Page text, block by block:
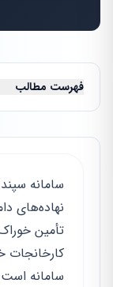
فهرست مطالب
سامانه
نهاده‌های
تأمین
کارخانجات
سامانه است.